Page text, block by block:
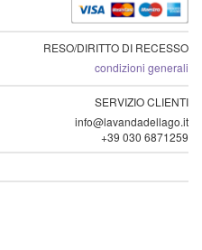
RESO/DIRITTO DI RECESSO
condizioni generali
SERVIZIO CLIENTI
info@lavandadellago.it
+39 030 6871259